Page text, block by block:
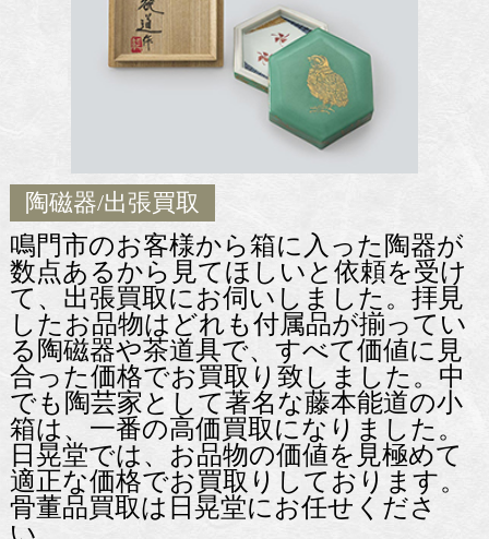
陶磁器/出張買取
鳴門市のお客様から箱に入った陶器が
数点あるから見てほしいと依頼を受け
て、出張買取にお伺いしました。拝見
したお品物はどれも付属品が揃ってい
る陶磁器や茶道具で、すべて価値に見
合った価格でお買取り致しました。中
でも陶芸家として著名な藤本能道の小
箱は、一番の高価買取になりました。
日晃堂では、お品物の価値を見極めて
適正な価格でお買取りしております。
骨董品買取は日晃堂にお任せくださ
い。